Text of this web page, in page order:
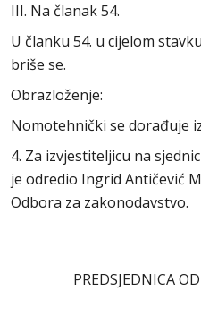
III. Na članak 54.
U članku 54. u cijelom
briše se.
Obrazloženje:
Nomotehnički se dorađuje
4. Za izvjestiteljicu na
je odredio Ingrid Antičević
Odbora za zakonodavstvo.
PREDSJEDNICA